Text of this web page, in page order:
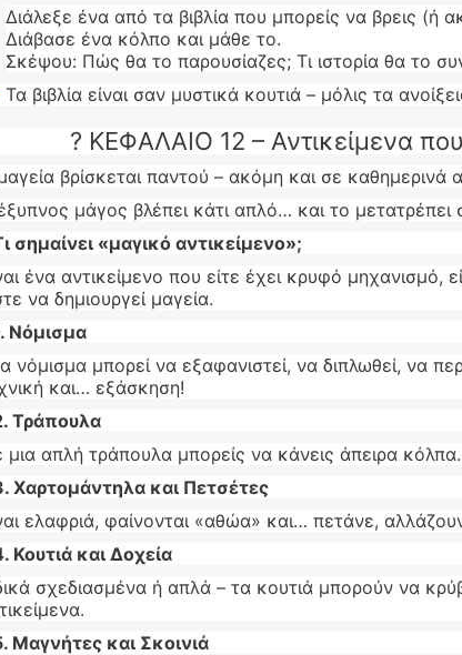
Διάλεξε ένα από τα βιβλία που μπορείς να βρεις (ή
Διάβασε ένα κόλπο και μάθε το.
Σκέψου: Πώς θα το παρουσίαζες; Τι ιστορία θα το
βιβλία είναι σαν μυστικά κουτιά – μόλις τα
? ΚΕΦΑΛΑΙΟ 12 – Αντικείμενα
βρίσκεται παντού – ακόμη και σε καθημερινά
μάγος βλέπει κάτι απλό… και το μετατρέπει
σημαίνει «μαγικό αντικείμενο»;
ένα αντικείμενο που είτε έχει κρυφό μηχανισμό,
να δημιουργεί μαγεία.
Νόμισμα
νόμισμα μπορεί να εξαφανιστεί, να διπλωθεί, να
και… εξάσκηση!
Τράπουλα
μια απλή τράπουλα μπορείς να κάνεις άπειρα
Χαρτομάντηλα και Πετσέτες
ελαφριά, φαίνονται «αθώα» και… πετάνε,
Κουτιά και Δοχεία
σχεδιασμένα ή απλά – τα κουτιά μπορούν να
Μαγνήτες και Σκοινιά